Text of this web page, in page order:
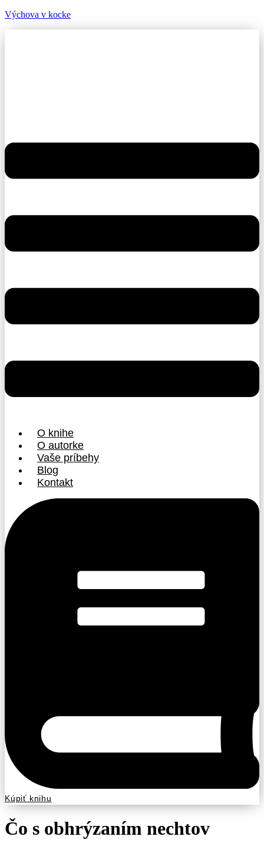
Výchova v kocke
O knihe
O autorke
Vaše príbehy
Blog
Kontakt
Kúpiť knihu
Čo s obhrýzaním nechtov